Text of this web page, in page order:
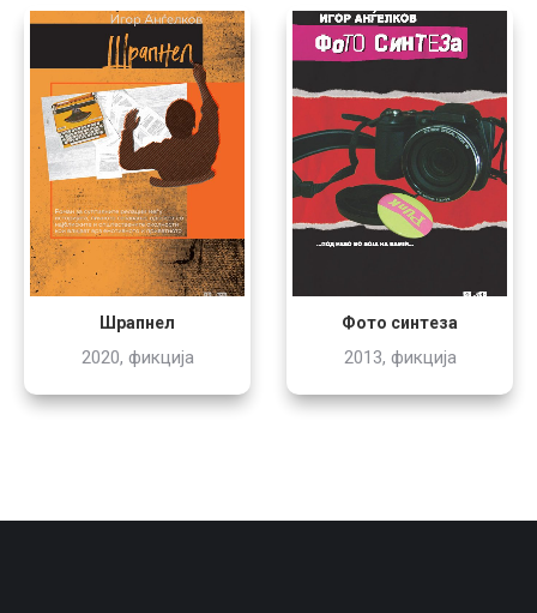
Шрапнел
2020, фикција
Фото синтеза
2013, фикција